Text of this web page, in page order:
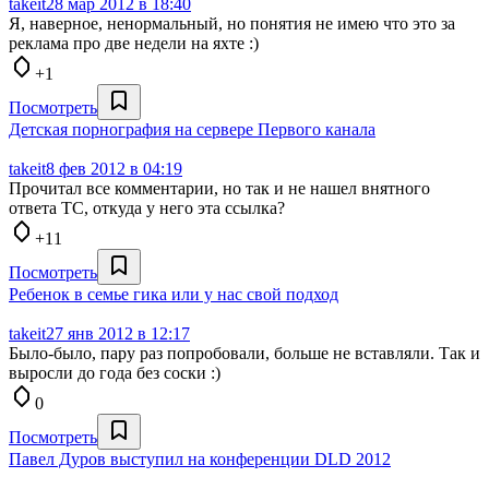
Я, наверное, ненормальный, но понятия не имею что это за
реклама про две недели на яхте :)
+1
Посмотреть
Детская порнография на сервере Первого канала
takeit8 фев 2012 в 04:19
Прочитал все комментарии, но так и не нашел внятного
ответа ТС, откуда у него эта ссылка?
+11
Посмотреть
Ребенок в семье гика или у нас свой подход
takeit27 янв 2012 в 12:17
Было-было, пару раз попробовали, больше не вставляли. Так и
выросли до года без соски :)
0
Посмотреть
Павел Дуров выступил на конференции DLD 2012